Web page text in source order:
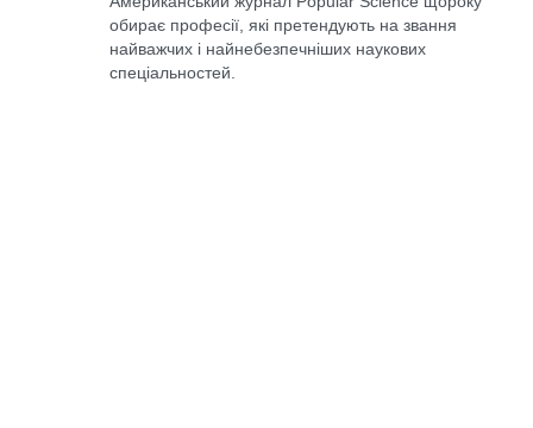
обирає професії, які претендують на звання
найважчих і найнебезпечніших наукових
спеціальностей.